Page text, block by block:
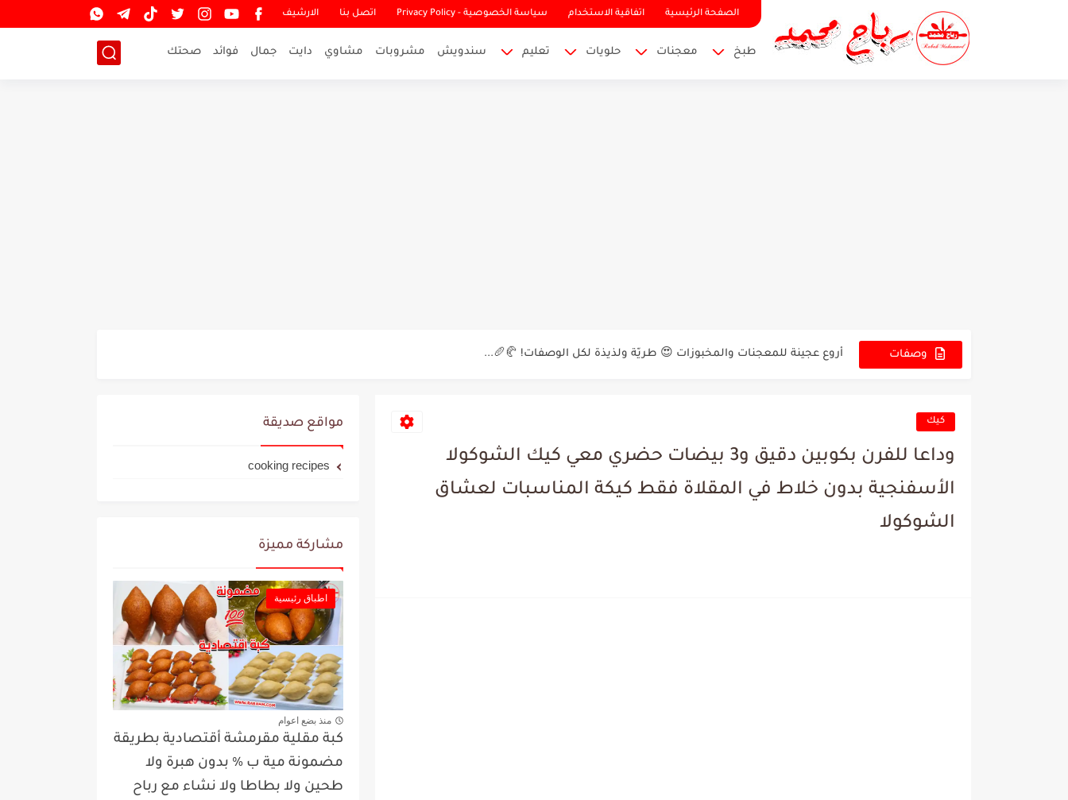
الصفحة الرئيسية اتفاقية الاستخدام سياسة الخصوصية - Privacy Policy اتصل بنا الارشيف
طبخ معجنات حلويات تعليم سندويش مشروبات مشاوي دايت جمال فوائد صحتك
وصفات مندي الدجاج الأصلي 🍗 على أصوله بطعم يفوق الخيال!...
جربوا أحلى قرمشة! أصابع زينب ولا أروع بطعم بيجنن
أطيب مرقة كوسا على أصولها 👌 وصفة سهلة وسريعة
كيك
وداعا للفرن بكوبين دقيق و3 بيضات حضري معي كيك الشوكولا
الأسفنجية بدون خلاط في المقلاة فقط كيكة المناسبات لعشاق
الشوكولا
مواقع صديقة
cooking recipes
مشاركة مميزة
اطباق رئيسية
منذ بضع اعوام
كبة مقلية مقرمشة أقتصادية بطريقة
مضمونة مية ب % بدون هبرة ولا
طحين ولا بطاطا ولا نشاء مع رباح